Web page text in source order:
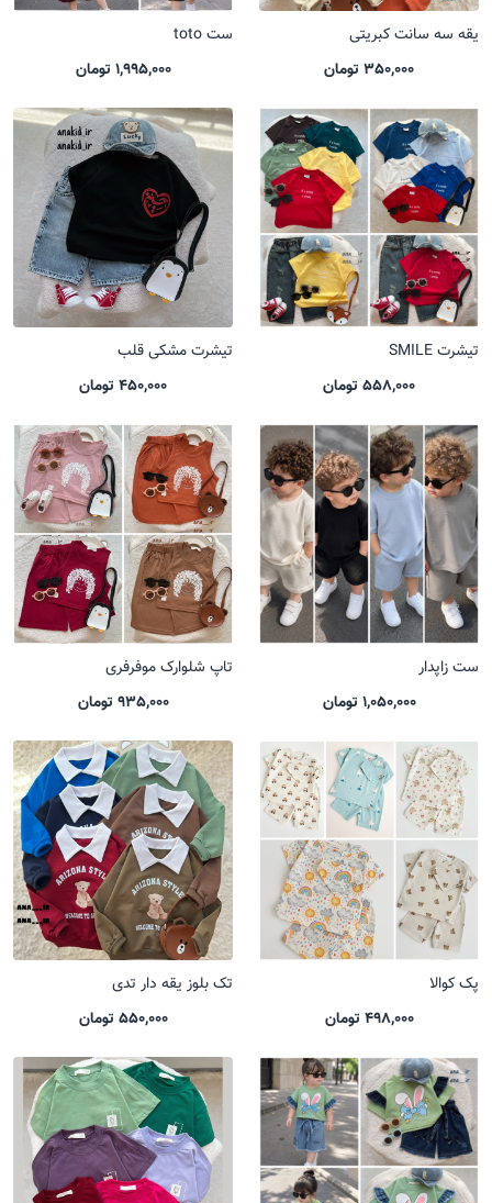
یقه سه سانت کبریتی
350,000 تومان
ست toto
1,995,000 تومان
تیشرت SMILE
558,000 تومان
تیشرت مشکی قلب
450,000 تومان
ست زاپدار
1,050,000 تومان
تاپ شلوارک موفرفری
935,000 تومان
پک کوالا
498,000 تومان
تک بلوز یقه دار تدی
550,000 تومان